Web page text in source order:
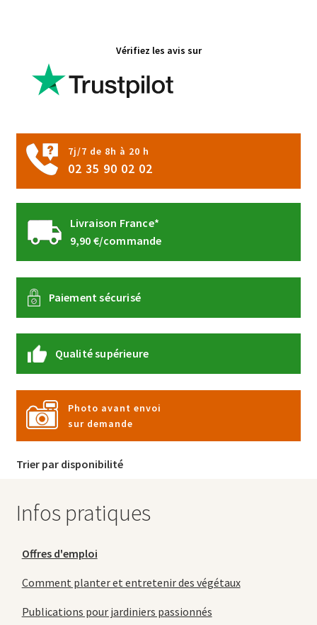
Vérifiez les avis sur
7j/7 de 8h à 20 h
02 35 90 02 02
Livraison France*
9,90 €/commande
Paiement sécurisé
Qualité supérieure
Photo avant envoi
sur demande
Trier par disponibilité
Infos pratiques
Offres d'emploi
Comment planter et entretenir des végétaux
Publications pour jardiniers passionnés